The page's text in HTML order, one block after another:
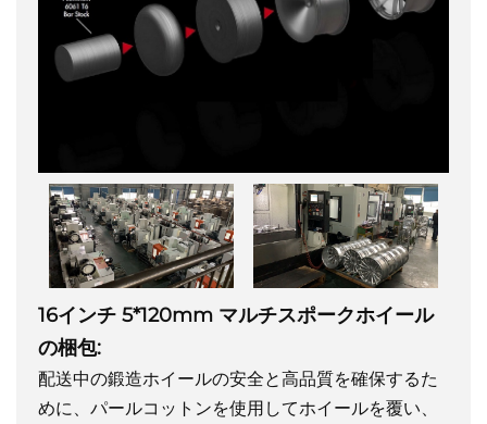
16インチ 5*120mm マルチスポークホイール
の梱包:
配送中の鍛造ホイールの安全と高品質を確保するた
めに、パールコットンを使用してホイールを覆い、